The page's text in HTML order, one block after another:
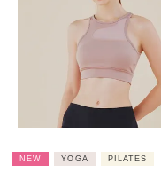
NEW YOGA PILATES